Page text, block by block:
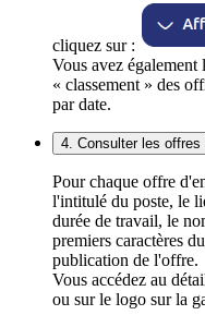
cliquez sur :
Vous avez
« classement » des
par date.
4. Consulter les
Pour chaque offre
l'intitulé du poste, le
durée de travail, le
premiers caractères
publication de l'offre.
Vous accédez au
ou sur le logo sur la